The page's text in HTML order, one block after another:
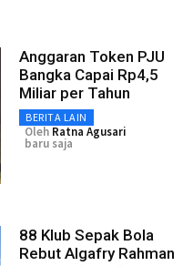
Anggaran Token PJU
Bangka Capai Rp4,5
Miliar per Tahun
BERITA LAIN
Oleh Ratna Agusari
baru saja
88 Klub Sepak Bola
Rebut Algafry Rahman